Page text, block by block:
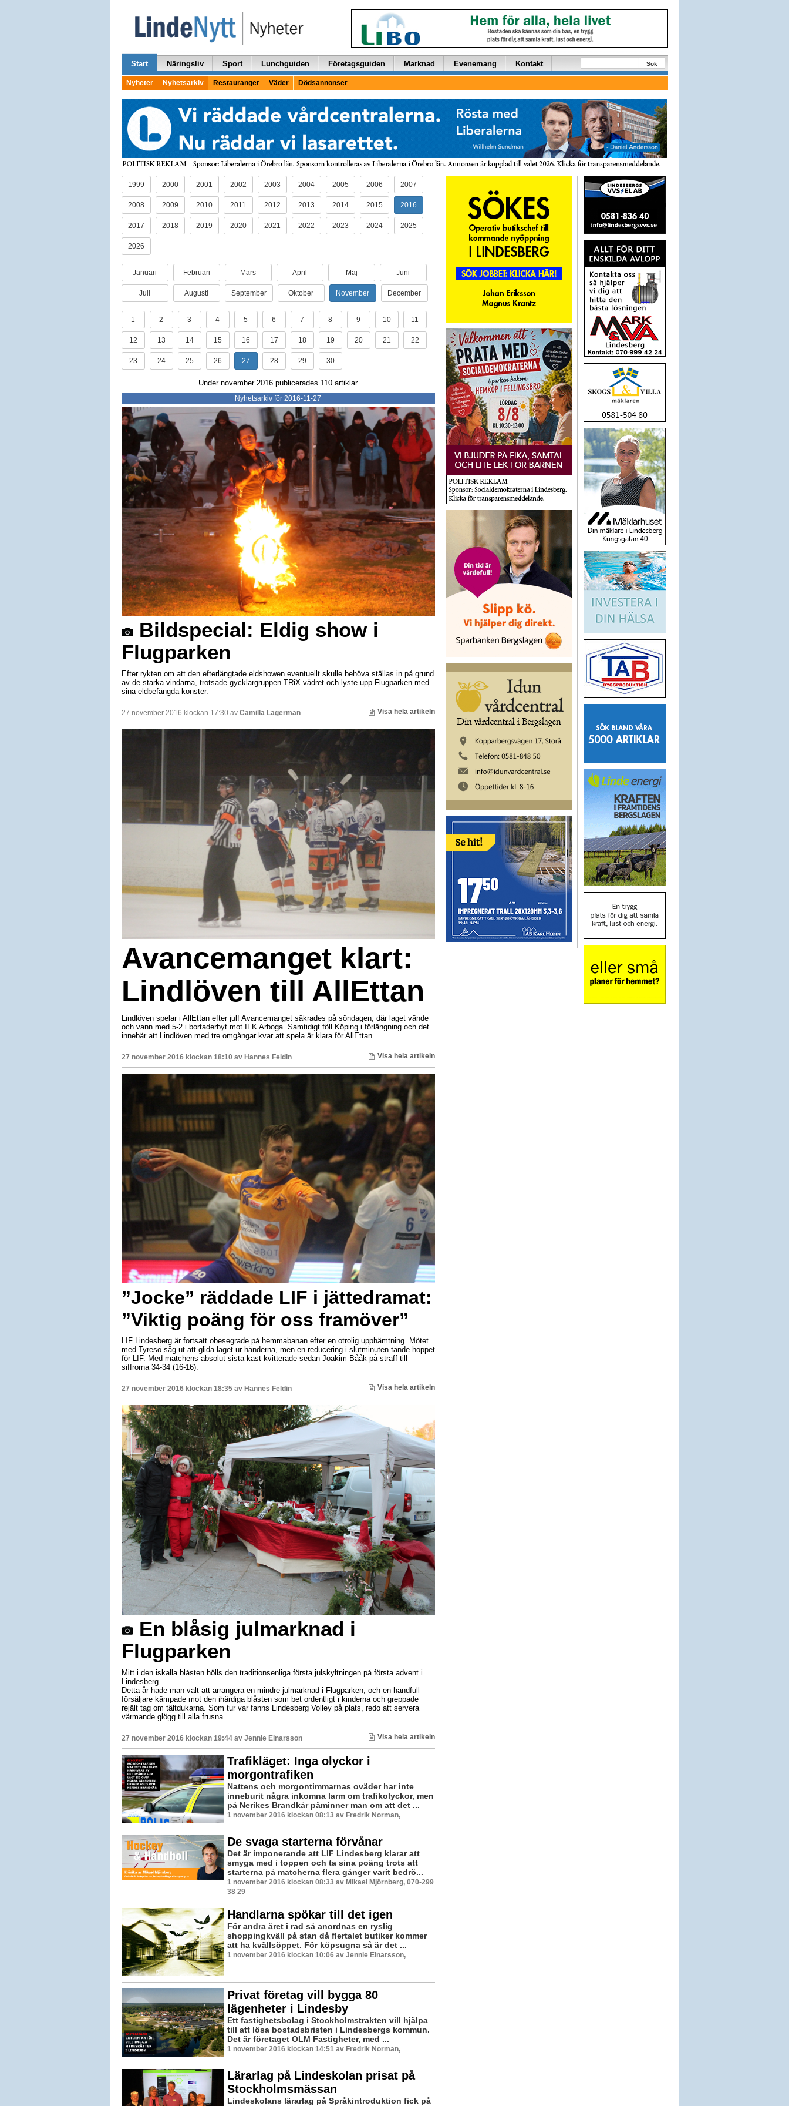
Start Näringsliv Sport Lunchguiden Företagsguiden Marknad Evenemang Kontakt Sök
Nyheter Nyhetsarkiv Restauranger Väder Dödsannonser
1999 2000 2001 2002 2003 2004 2005 2006 2007
2008 2009 2010 2011 2012 2013 2014 2015 2016
2017 2018 2019 2020 2021 2022 2023 2024 2025
2026
Januari Februari Mars April Maj Juni
Juli Augusti September Oktober November December
1 2 3 4 5 6 7 8 9 10 11
12 13 14 15 16 17 18 19 20 21 22
23 24 25 26 27 28 29 30
Under november 2016 publicerades 110 artiklar
Nyhetsarkiv för 2016-11-27
Bildspecial: Eldig show i
Flugparken
Efter rykten om att den efterlängtade eldshowen eventuellt skulle behöva ställas in på grund
av de starka vindarna, trotsade gycklargruppen TRiX vädret och lyste upp Flugparken med
sina eldbefängda konster.
27 november 2016 klockan 17:30 av Camilla Lagerman Visa hela artikeln
Avancemanget klart:
Lindlöven till AllEttan
Lindlöven spelar i AllEttan efter jul! Avancemanget säkrades på söndagen, där laget vände
och vann med 5-2 i bortaderbyt mot IFK Arboga. Samtidigt föll Köping i förlängning och det
innebär att Lindlöven med tre omgångar kvar att spela är klara för AllEttan.
27 november 2016 klockan 18:10 av Hannes Feldin Visa hela artikeln
”Jocke” räddade LIF i jättedramat:
”Viktig poäng för oss framöver”
LIF Lindesberg är fortsatt obesegrade på hemmabanan efter en otrolig upphämtning. Mötet
med Tyresö såg ut att glida laget ur händerna, men en reducering i slutminuten tände hoppet
för LIF. Med matchens absolut sista kast kvitterade sedan Joakim Bååk på straff till
siffrorna 34-34 (16-16).
27 november 2016 klockan 18:35 av Hannes Feldin Visa hela artikeln
En blåsig julmarknad i
Flugparken
Mitt i den iskalla blåsten hölls den traditionsenliga första julskyltningen på första advent i
Lindesberg.
Detta år hade man valt att arrangera en mindre julmarknad i Flugparken, och en handfull
försäljare kämpade mot den ihärdiga blåsten som bet ordentligt i kinderna och greppade
rejält tag om tältdukarna. Som tur var fanns Lindesberg Volley på plats, redo att servera
värmande glögg till alla frusna.
27 november 2016 klockan 19:44 av Jennie Einarsson Visa hela artikeln
Trafikläget: Inga olyckor i
morgontrafiken
Nattens och morgontimmarnas oväder har inte
inneburit några inkomna larm om trafikolyckor, men
på Nerikes Brandkår påminner man om att det ...
1 november 2016 klockan 08:13 av Fredrik Norman,
De svaga starterna förvånar
Det är imponerande att LIF Lindesberg klarar att
smyga med i toppen och ta sina poäng trots att
starterna på matcherna flera gånger varit bedrö...
1 november 2016 klockan 08:33 av Mikael Mjörnberg, 070-299
38 29
Handlarna spökar till det igen
För andra året i rad så anordnas en ryslig
shoppingkväll på stan då flertalet butiker kommer
att ha kvällsöppet. För köpsugna så är det ...
1 november 2016 klockan 10:06 av Jennie Einarsson,
Privat företag vill bygga 80
lägenheter i Lindesby
Ett fastighetsbolag i Stockholmstrakten vill hjälpa
till att lösa bostadsbristen i Lindesbergs kommun.
Det är företaget OLM Fastigheter, med ...
1 november 2016 klockan 14:51 av Fredrik Norman,
Lärarlag på Lindeskolan prisat på
Stockholmsmässan
Lindeskolans lärarlag på Språkintroduktion fick på